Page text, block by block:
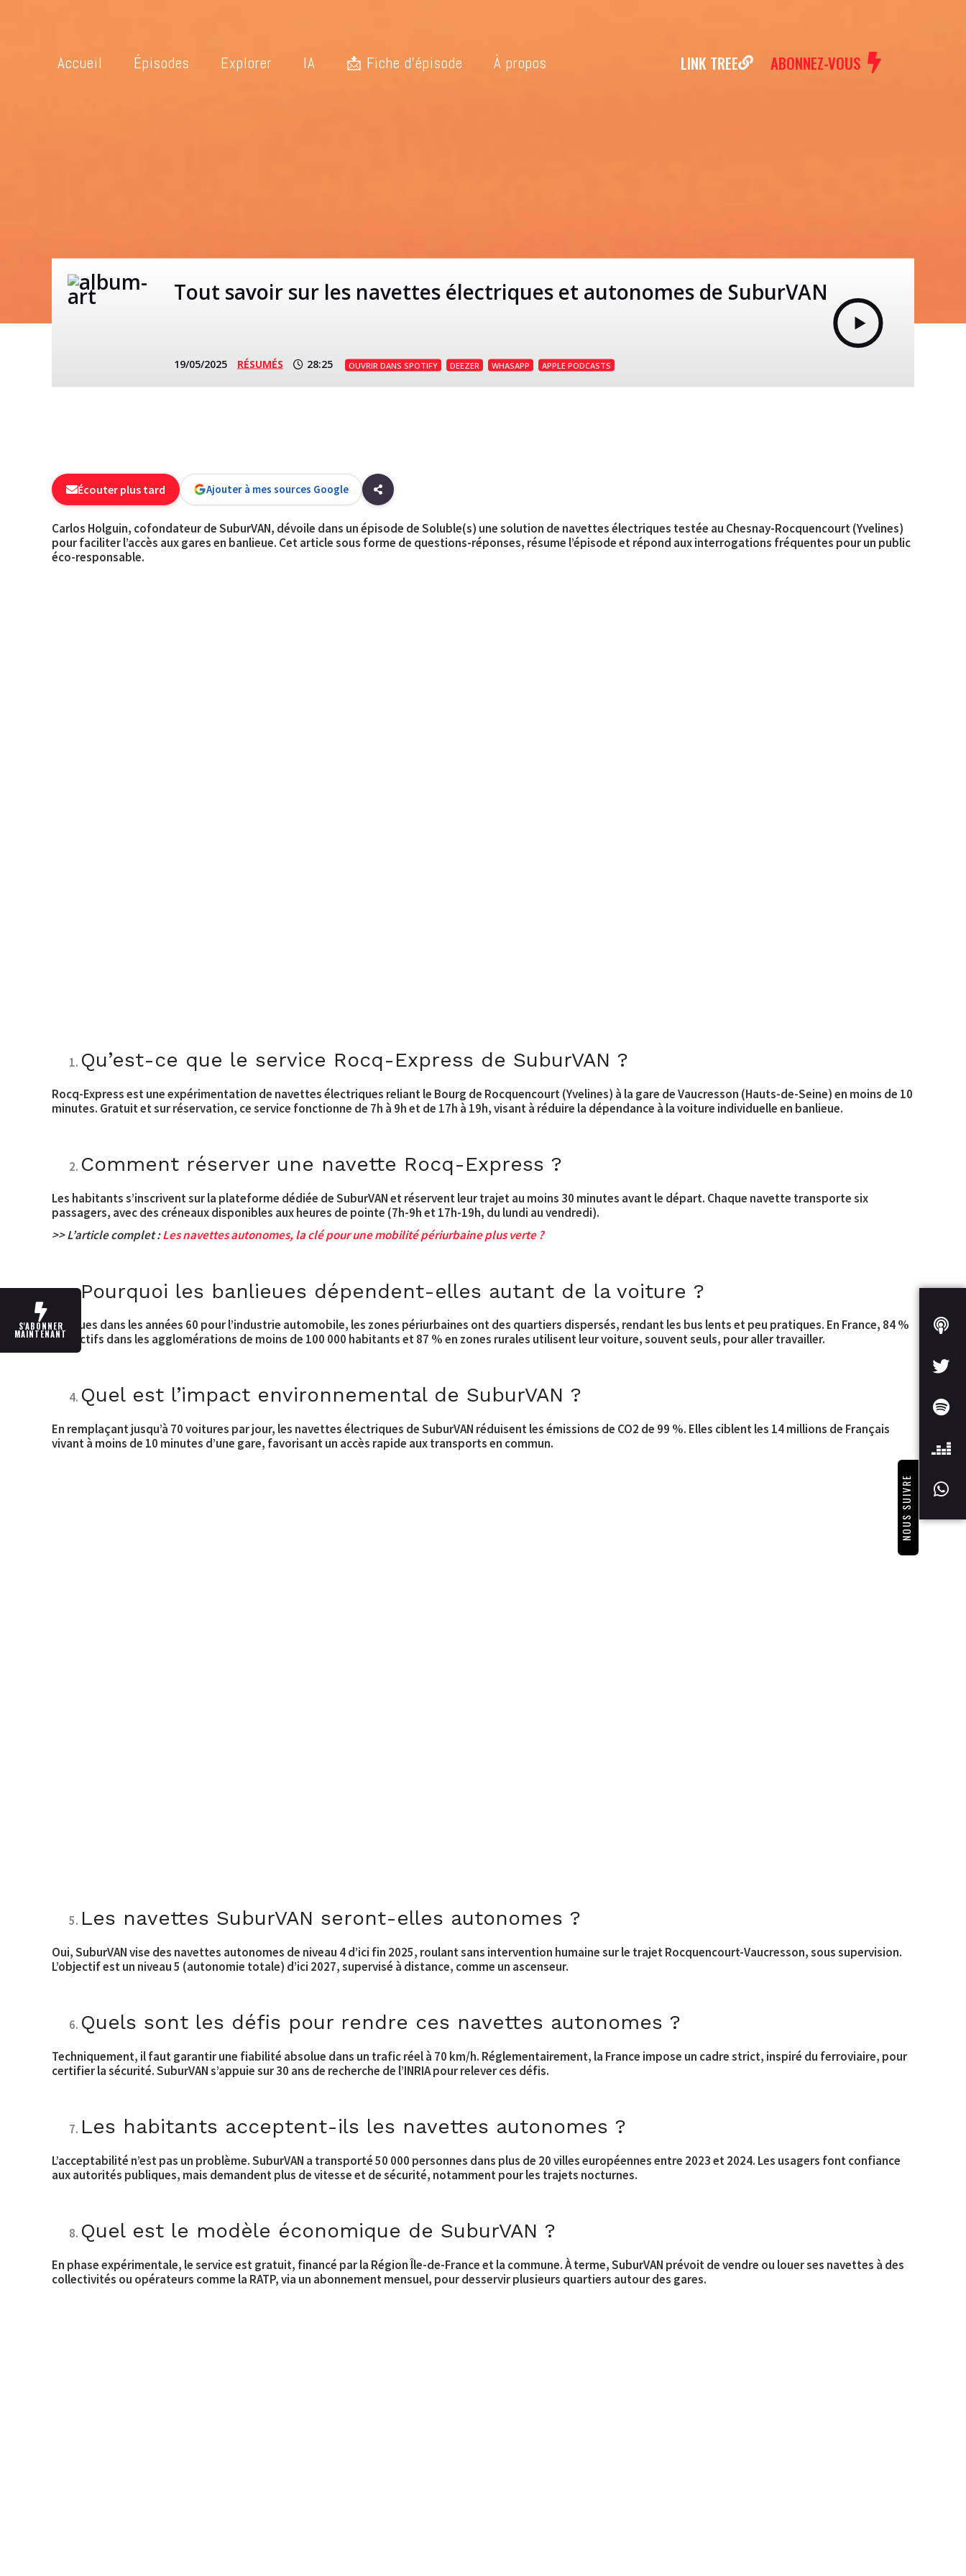
Accueil Épisodes Explorer IA 📩 Fiche d’épisode À propos LINK TREE ABONNEZ-VOUS
NOUS SUIVRE
S'ABONNER
MAINTENANT
Tout savoir sur les navettes électriques et autonomes de SuburVAN
19/05/2025 RÉSUMÉS 28:25 OUVRIR DANS SPOTIFY DEEZER WHASAPP APPLE PODCASTS
Écouter plus tard Ajouter à mes sources Google
Carlos Holguin, cofondateur de SuburVAN, dévoile dans un épisode de Soluble(s) une solution de navettes électriques testée au Chesnay-Rocquencourt (Yvelines)
pour faciliter l’accès aux gares en banlieue. Cet article sous forme de questions-réponses, résume l’épisode et répond aux interrogations fréquentes pour un public
éco-responsable.
Qu’est-ce que le service Rocq-Express de SuburVAN ?
Rocq-Express est une expérimentation de navettes électriques reliant le Bourg de Rocquencourt (Yvelines) à la gare de Vaucresson (Hauts-de-Seine) en moins de 10
minutes. Gratuit et sur réservation, ce service fonctionne de 7h à 9h et de 17h à 19h, visant à réduire la dépendance à la voiture individuelle en banlieue.
Comment réserver une navette Rocq-Express ?
Les habitants s’inscrivent sur la plateforme dédiée de SuburVAN et réservent leur trajet au moins 30 minutes avant le départ. Chaque navette transporte six
passagers, avec des créneaux disponibles aux heures de pointe (7h-9h et 17h-19h, du lundi au vendredi).
>> L’article complet :Les navettes autonomes, la clé pour une mobilité périurbaine plus verte ?
Pourquoi les banlieues dépendent-elles autant de la voiture ?
Conçues dans les années 60 pour l’industrie automobile, les zones périurbaines ont des quartiers dispersés, rendant les bus lents et peu pratiques. En France, 84 %
des actifs dans les agglomérations de moins de 100 000 habitants et 87 % en zones rurales utilisent leur voiture, souvent seuls, pour aller travailler.
Quel est l’impact environnemental de SuburVAN ?
En remplaçant jusqu’à 70 voitures par jour, les navettes électriques de SuburVAN réduisent les émissions de CO2 de 99 %. Elles ciblent les 14 millions de Français
vivant à moins de 10 minutes d’une gare, favorisant un accès rapide aux transports en commun.
Les navettes SuburVAN seront-elles autonomes ?
Oui, SuburVAN vise des navettes autonomes de niveau 4 d’ici fin 2025, roulant sans intervention humaine sur le trajet Rocquencourt-Vaucresson, sous supervision.
L’objectif est un niveau 5 (autonomie totale) d’ici 2027, supervisé à distance, comme un ascenseur.
Quels sont les défis pour rendre ces navettes autonomes ?
Techniquement, il faut garantir une fiabilité absolue dans un trafic réel à 70 km/h. Réglementairement, la France impose un cadre strict, inspiré du ferroviaire, pour
certifier la sécurité. SuburVAN s’appuie sur 30 ans de recherche de l’INRIA pour relever ces défis.
Les habitants acceptent-ils les navettes autonomes ?
L’acceptabilité n’est pas un problème. SuburVAN a transporté 50 000 personnes dans plus de 20 villes européennes entre 2023 et 2024. Les usagers font confiance
aux autorités publiques, mais demandent plus de vitesse et de sécurité, notamment pour les trajets nocturnes.
Quel est le modèle économique de SuburVAN ?
En phase expérimentale, le service est gratuit, financé par la Région Île-de-France et la commune. À terme, SuburVAN prévoit de vendre ou louer ses navettes à des
collectivités ou opérateurs comme la RATP, via un abonnement mensuel, pour desservir plusieurs quartiers autour des gares.